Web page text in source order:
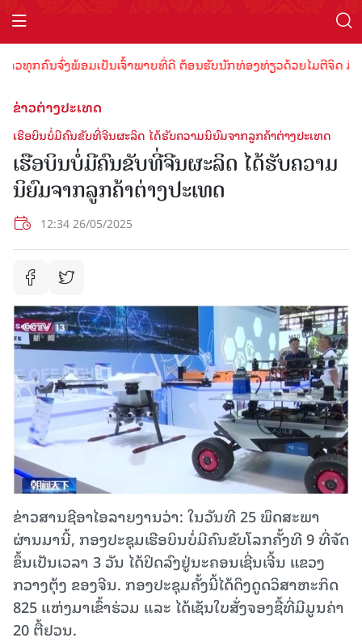
ວທຸກຄົນຈົ່ງພ້ອມເປັນເຈົ້າພາບທີ່ດີ ຕ້ອນຮັບນັກທ່ອງທ່ຽວດ້ວຍໄມຕີຈິດ ມິດ
ຂ່າວຕ່າງປະເທດ
ເຮືອບິນບໍ່ມີຄົນຂັບທີ່ຈີນຜະລິດ ໄດ້ຮັບຄວາມນິຍົມຈາກລູກຄ້າຕ່າງປະເທດ
ເຮືອບິນບໍ່ມີຄົນຂັບທີ່ຈີນຜະລິດ ໄດ້ຮັບຄວາມ
ນິຍົມຈາກລູກຄ້າຕ່າງປະເທດ
12:34 26/05/2025
ຂ່າວສານຊີອາໄອລາຍງານວ່າ: ໃນວັນທີ 25 ພຶດສະພາ
ຜ່ານມານີ້, ກອງປະຊຸມເຮືອບິນບໍ່ມີຄົນຂັບໂລກຄັ້ງທີ 9 ທີ່ຈັດ
ຂຶ້ນເປັນເວລາ 3 ວັນ ໄດ້ປິດລົງຢູ່ນະຄອນເຊີ່ນເຈີ້ນ ແຂວງ
ກວາງຕຸ້ງ ຂອງຈີນ. ກອງປະຊຸມຄັ້ງນີ້ໄດ້ດຶງດູດວິສາຫະກິດ
825 ແຫ່ງມາເຂົ້າຮ່ວມ ແລະ ໄດ້ເຊັນໃບສັ່ງຈອງຊື້ທີ່ມີມູນຄ່າ
20 ຕື້ຢວນ.